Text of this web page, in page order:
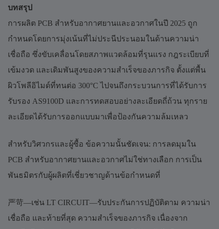
บทสรุป
การผลิต PCB สำหรับอากาศยานและอวกาศในปี 2025 ถูก
กำหนดโดยการมุ่งเน้นที่ไม่ประนีประนอมในด้านความน่า
เชื่อถือ ซึ่งขับเคลื่อนโดยสภาพแวดล้อมที่รุนแรง กฎระเบียบที่
เข้มงวด และเดิมพันสูงของความสำเร็จของภารกิจ ตั้งแต่พื้น
ผิวโพลีอิไมด์ที่ทนต่อ 300°C ไปจนถึงกระบวนการที่ได้รับการ
รับรอง AS9100D และการทดสอบอย่างละเอียดถี่ถ้วน ทุกราย
ละเอียดได้รับการออกแบบมาเพื่อป้องกันความล้มเหลว
สำหรับวิศวกรและผู้ซื้อ ข้อความนั้นชัดเจน: การลดมุมใน
PCB สำหรับอากาศยานและอวกาศไม่ใช่ทางเลือก การเป็น
พันธมิตรกับผู้ผลิตที่เชี่ยวชาญด้านข้อกำหนดที่
严苛—เช่น LT CIRCUIT—รับประกันการปฏิบัติตาม ความน่า
เชื่อถือ และท้ายที่สุด ความสำเร็จของภารกิจ เนื่องจาก